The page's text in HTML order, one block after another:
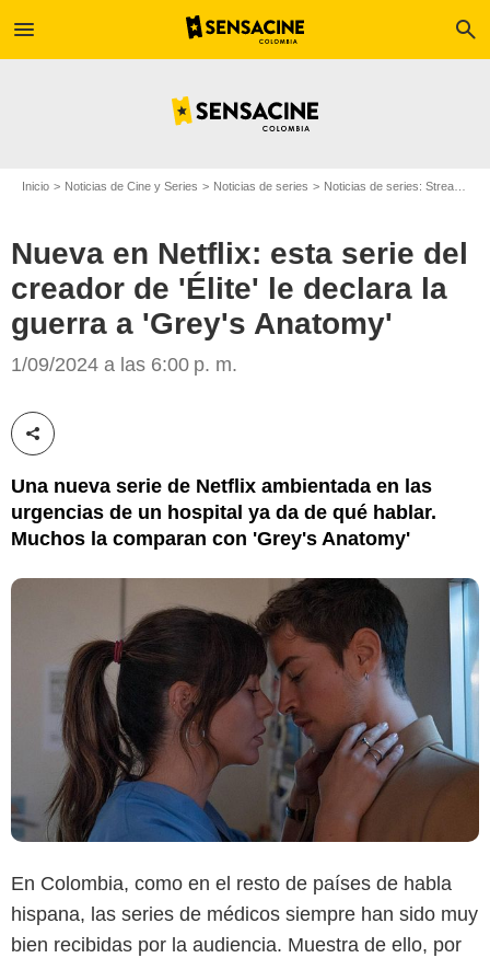
menu search
Inicio Noticias de Cine y Series Noticias de series Noticias de series: Streaming
Nueva en Netflix: esta serie del
creador de 'Élite' le declara la
guerra a 'Grey's Anatomy'
1/09/2024 a las 6:00 p. m.
Compartir esta noticia
Una nueva serie de Netflix ambientada en las
urgencias de un hospital ya da de qué hablar.
Muchos la comparan con 'Grey's Anatomy'
Netflix
En Colombia, como en el resto de países de habla
hispana, las series de médicos siempre han sido muy
bien recibidas por la audiencia. Muestra de ello, por